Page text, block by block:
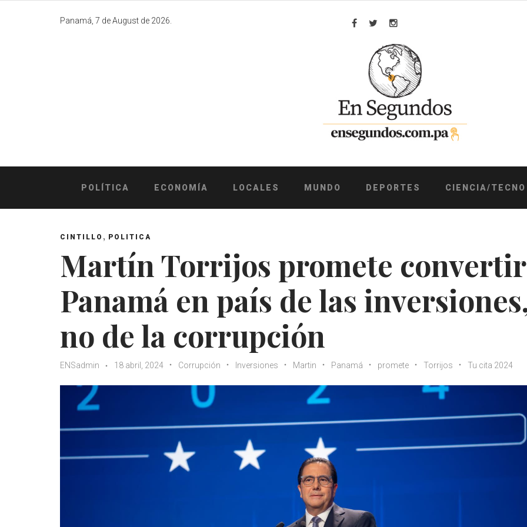
Panamá, 7 de August de 2026.
Facebook
TwitterInstagram
POLÍTICA ECONOMÍA LOCALES MUNDO DEPORTES CIENCIA/TECNO
CINTILLO , POLITICA
Martín Torrijos promete
Panamá en país de las
no de la corrupción
ENSadmin 18 abril, 2024 Corrupción Inversiones Martin Panamá promete Torrijos Tu cita 2024